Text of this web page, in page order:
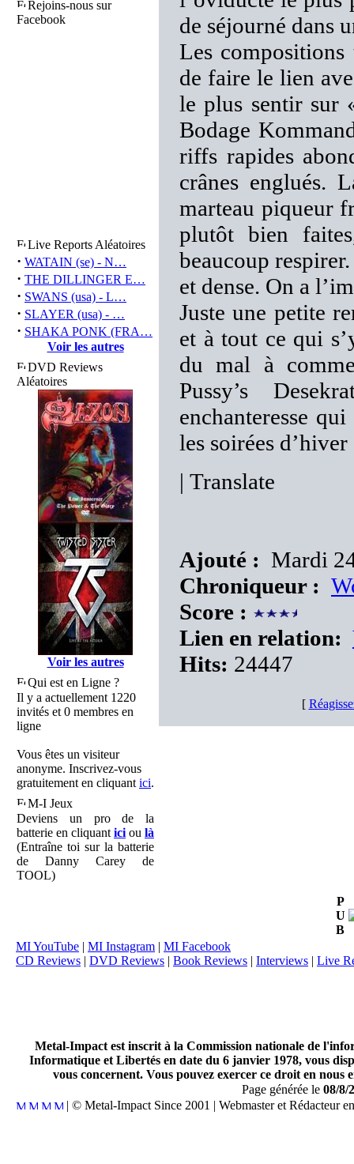
Rejoins-nous sur
Facebook
Live Reports Aléatoires
· WATAIN (se) - N…
· THE DILLINGER E…
· SWANS (usa) - L…
· SLAYER (usa) - …
· SHAKA PONK (FRA…
Voir les autres
DVD Reviews
Aléatoires
Voir les autres
Qui est en Ligne ?
Il y a actuellement 1220
invités et 0 membres en
ligne
Vous êtes un visiteur
anonyme. Inscrivez-vous
gratuitement en cliquant ici.
M-I Jeux
Deviens un pro de la
batterie en cliquant ici ou là
(Entraîne toi sur la batterie
de Danny Carey de
TOOL)
de séjourné dans
Les
de faire le lien
le plus sentir sur
Bodage
riffs rapides
crânes englués.
marteau piqueur
plutôt bien
beaucoup
et dense. On a
Juste une petite
et à tout ce qui
du mal à
Pussy’s
enchanteresse
les soirées
| Translate
Ajouté : Mardi
Chroniqueur :
Score :
Lien en relation:
Hits: 24447
[
P
U
B
MI YouTube | MI Instagram | MI Facebook
CD Reviews | DVD Reviews | Book Reviews | Interviews | Live
Metal-Impact est inscrit à la Commission nationale de
Informatique et Libertés en date du 6 janvier 1978, vous
vous concernent. Vous pouvez exercer ce droit en
Page générée le 08/8/
| © Metal-Impact Since 2001 | Webmaster et Rédacteur